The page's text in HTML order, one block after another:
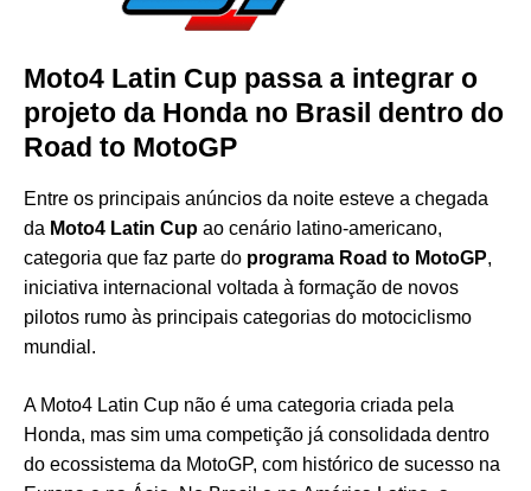
Moto4 Latin Cup passa a integrar o
projeto da Honda no Brasil dentro do
Road to MotoGP
Entre os principais anúncios da noite esteve a chegada
da Moto4 Latin Cup ao cenário latino-americano,
categoria que faz parte do programa Road to MotoGP,
iniciativa internacional voltada à formação de novos
pilotos rumo às principais categorias do motociclismo
mundial.
A Moto4 Latin Cup não é uma categoria criada pela
Honda, mas sim uma competição já consolidada dentro
do ecossistema da MotoGP, com histórico de sucesso na